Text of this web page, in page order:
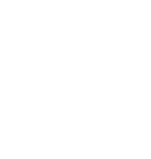
hogy a Fed mikorra időzíti